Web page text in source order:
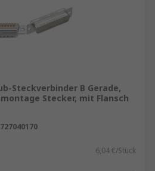
Steckverbinder B Gerade,
Stecker, mit Flansch
6,04 €/Stück